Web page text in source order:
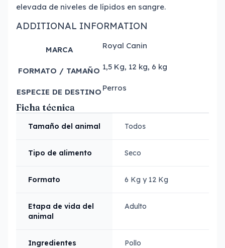
elevada de niveles de lípidos en sangre.
ADDITIONAL INFORMATION
MARCA Royal Canin
FORMATO / TAMAÑO 1,5 Kg, 12 kg, 6 kg
ESPECIE DE DESTINO Perros
Ficha técnica
Tamaño del animal Todos
Tipo de alimento Seco
Formato 6 Kg y 12 Kg
Etapa de vida del
animal
Adulto
Ingredientes
Pollo